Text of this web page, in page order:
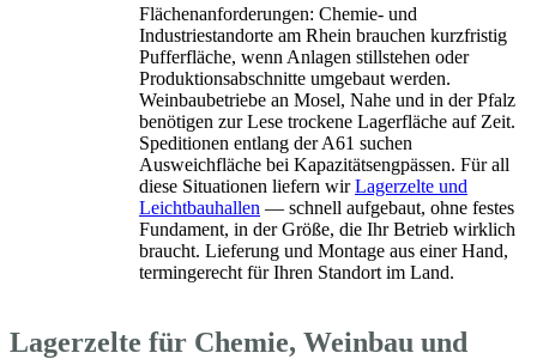
Flächenanforderungen: Chemie- und
Industriestandorte am Rhein brauchen kurzfristig
Pufferfläche, wenn Anlagen stillstehen oder
Produktionsabschnitte umgebaut werden.
Weinbaubetriebe an Mosel, Nahe und in der Pfalz
benötigen zur Lese trockene Lagerfläche auf Zeit.
Speditionen entlang der A61 suchen
Ausweichfläche bei Kapazitätsengpässen. Für all
diese Situationen liefern wirLagerzelte und
Leichtbauhallen — schnell aufgebaut, ohne festes
Fundament, in der Größe, die Ihr Betrieb wirklich
braucht. Lieferung und Montage aus einer Hand,
termingerecht für Ihren Standort im Land.
Lagerzelte für Chemie, Weinbau und